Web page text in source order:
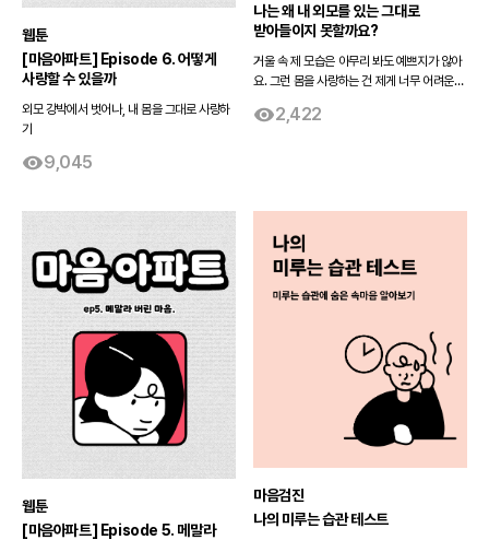
웹툰
[마음아파트] Episode 6. 어떻게
사랑할 수 있을까
외모 강박에서 벗어나, 내 몸을 그대로 사랑하
기
9,045
나는 왜 내 외모를 있는 그대로
받아들이지 못할까요?
거울 속 제 모습은 아무리 봐도 예쁘지가 않아
요. 그런 몸을 사랑하는 건 제게 너무 어려운
2,422
웹툰
[마음아파트] Episode 5. 메말라
마음검진
나의 미루는 습관 테스트